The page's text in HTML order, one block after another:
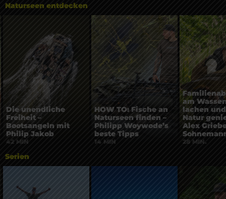
Naturseen entdecken
42 MIN
Die unendliche
Freiheit –
Bootsangeln mit
Philip Jakob
14 MIN
HOW TO: Fische an
Naturseen finden –
Philipp Woywode’s
beste Tipps
28 MIN.
am
lachen
Natur
Alex
Serien